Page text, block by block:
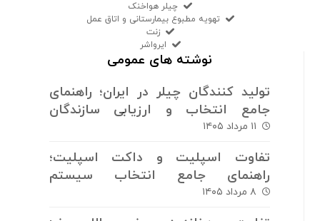
چیلر هواخنک
تهویه مطبوع بیمارستانی و اتاق عمل
زنت
ایرواشر
نوشته های عمومی
تولید کنندگان چیلر در ایران؛ راهنمای
جامع انتخاب و ارزیابی سازندگان
سیستم های برودتی
۱۱ مرداد ۱۴۰۵
تفاوت اسپلیت و داکت اسپلیت؛
راهنمای جامع انتخاب سیستم
سرمایش و گرمایش
۸ مرداد ۱۴۰۵